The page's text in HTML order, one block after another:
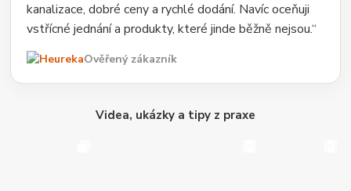
kanalizace, dobré ceny a rychlé dodání. Navíc oceňuji
vstřícné jednání a produkty, které jinde běžně nejsou.“
Ověřený zákazník
Videa, ukázky a tipy z praxe